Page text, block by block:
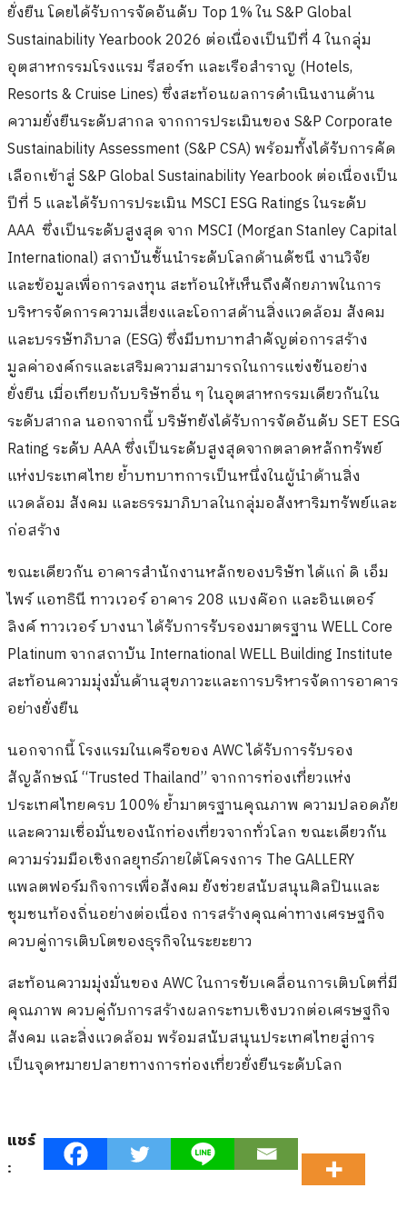
ยั่งยืน โดยได้รับการจัดอันดับ Top 1% ใน S&P Global
Sustainability Yearbook 2026 ต่อเนื่องเป็นปีที่ 4 ในกลุ่ม
อุตสาหกรรมโรงแรม รีสอร์ท และเรือสำราญ (Hotels,
Resorts & Cruise Lines) ซึ่งสะท้อนผลการดำเนินงานด้าน
ความยั่งยืนระดับสากล จากการประเมินของ S&P Corporate
Sustainability Assessment (S&P CSA) พร้อมทั้งได้รับการคัด
เลือกเข้าสู่ S&P Global Sustainability Yearbook ต่อเนื่องเป็น
ปีที่ 5 และได้รับการประเมิน MSCI ESG Ratings ในระดับ
AAA ซึ่งเป็นระดับสูงสุด จาก MSCI (Morgan Stanley Capital
International) สถาบันชั้นนำระดับโลกด้านดัชนี งานวิจัย
และข้อมูลเพื่อการลงทุน สะท้อนให้เห็นถึงศักยภาพในการ
บริหารจัดการความเสี่ยงและโอกาสด้านสิ่งแวดล้อม สังคม
และบรรษัทภิบาล (ESG) ซึ่งมีบทบาทสำคัญต่อการสร้าง
มูลค่าองค์กรและเสริมความสามารถในการแข่งขันอย่าง
ยั่งยืน เมื่อเทียบกับบริษัทอื่น ๆ ในอุตสาหกรรมเดียวกันใน
ระดับสากล นอกจากนี้ บริษัทยังได้รับการจัดอันดับ SET ESG
Rating ระดับ AAA ซึ่งเป็นระดับสูงสุดจากตลาดหลักทรัพย์
แห่งประเทศไทย ย้ำบทบาทการเป็นหนึ่งในผู้นำด้านสิ่ง
แวดล้อม สังคม และธรรมาภิบาลในกลุ่มอสังหาริมทรัพย์และ
ก่อสร้าง
ขณะเดียวกัน อาคารสำนักงานหลักของบริษัท ได้แก่ ดิ เอ็ม
ไพร์ แอทธินี ทาวเวอร์ อาคาร 208 แบงค๊อก และอินเตอร์
ลิงค์ ทาวเวอร์ บางนา ได้รับการรับรองมาตรฐาน WELL Core
Platinum จากสถาบัน International WELL Building Institute
สะท้อนความมุ่งมั่นด้านสุขภาวะและการบริหารจัดการอาคาร
อย่างยั่งยืน
นอกจากนี้ โรงแรมในเครือของ AWC ได้รับการรับรอง
สัญลักษณ์ “Trusted Thailand” จากการท่องเที่ยวแห่ง
ประเทศไทยครบ 100% ย้ำมาตรฐานคุณภาพ ความปลอดภัย
และความเชื่อมั่นของนักท่องเที่ยวจากทั่วโลก ขณะเดียวกัน
ความร่วมมือเชิงกลยุทธ์ภายใต้โครงการ The GALLERY
แพลตฟอร์มกิจการเพื่อสังคม ยังช่วยสนับสนุนศิลปินและ
ชุมชนท้องถิ่นอย่างต่อเนื่อง การสร้างคุณค่าทางเศรษฐกิจ
ควบคู่การเติบโตของธุรกิจในระยะยาว
สะท้อนความมุ่งมั่นของ AWC ในการขับเคลื่อนการเติบโตที่มี
คุณภาพ ควบคู่กับการสร้างผลกระทบเชิงบวกต่อเศรษฐกิจ
สังคม และสิ่งแวดล้อม พร้อมสนับสนุนประเทศไทยสู่การ
เป็นจุดหมายปลายทางการท่องเที่ยวยั่งยืนระดับโลก
แชร์
: